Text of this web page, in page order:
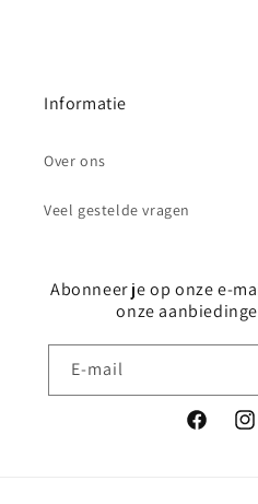
Informatie
Over ons
Veel gestelde vragen
Abonneer je op onze e-
onze
E‑mail
Facebook